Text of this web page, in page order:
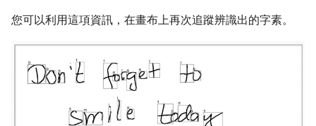
您可以利用這項資訊，在畫布上再次追蹤辨識出的字素。